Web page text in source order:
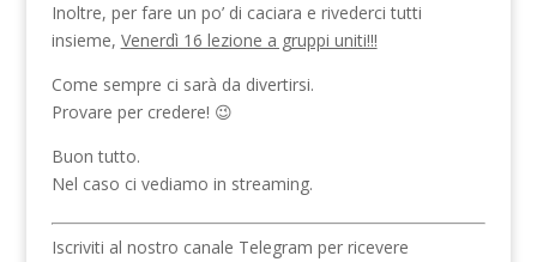
Inoltre, per fare un po’ di caciara e rivederci tutti
insieme, Venerdì 16 lezione a gruppi uniti!!!
Come sempre ci sarà da divertirsi.
Provare per credere! 😉
Buon tutto.
Nel caso ci vediamo in streaming.
Iscriviti al nostro canale Telegram per ricevere